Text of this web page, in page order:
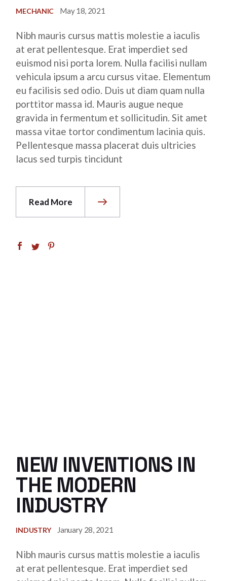
MECHANIC May 18, 2021
Nibh mauris cursus mattis molestie a iaculis
at erat pellentesque. Erat imperdiet sed
euismod nisi porta lorem. Nulla facilisi nullam
vehicula ipsum a arcu cursus vitae. Elementum
eu facilisis sed odio. Duis ut diam quam nulla
porttitor massa id. Mauris augue neque
gravida in fermentum et sollicitudin. Sit amet
massa vitae tortor condimentum lacinia quis.
Pellentesque massa placerat duis ultricies
lacus sed turpis tincidunt
Read More
NEW INVENTIONS IN
THE MODERN
INDUSTRY
INDUSTRY January 28, 2021
Nibh mauris cursus mattis molestie a iaculis
at erat pellentesque. Erat imperdiet sed